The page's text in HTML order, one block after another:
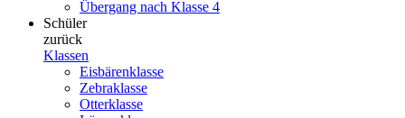
Übergang nach Klasse 4
Schüler
zurück
Klassen
Eisbärenklasse
Zebraklasse
Otterklasse